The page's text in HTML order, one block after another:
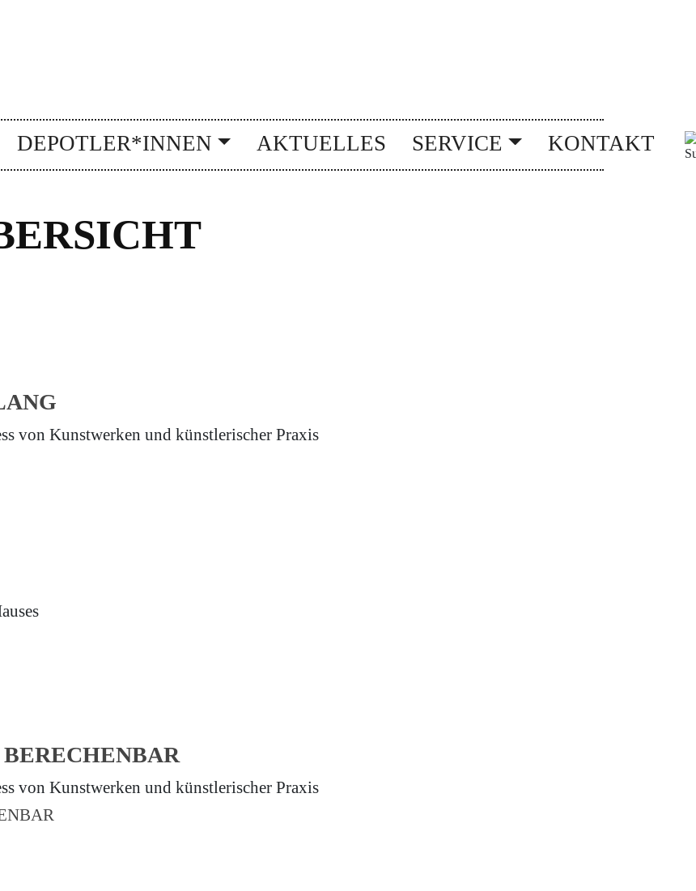
DEPOTLER*INNEN AKTUELLES SERVICE KONTAKT
von Kunstwerken und künstlerischer Praxis
von Kunstwerken und künstlerischer Praxis